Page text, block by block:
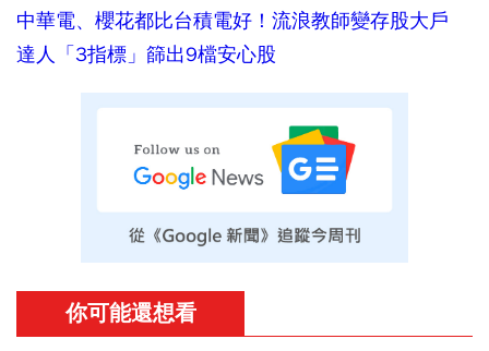
中華電、櫻花都比台積電好！流浪教師變存股大戶
達人「3指標」篩出9檔安心股